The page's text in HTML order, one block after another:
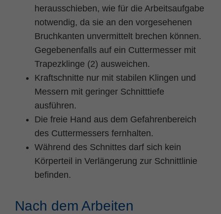
herausschieben, wie für die Arbeitsaufgabe
notwendig, da sie an den vorgesehenen
Bruchkanten unvermittelt brechen können.
Gegebenenfalls auf ein Cuttermesser mit
Trapezklinge (2) ausweichen.
Kraftschnitte nur mit stabilen Klingen und
Messern mit geringer Schnitttiefe
ausführen.
Die freie Hand aus dem Gefahrenbereich
des Cuttermessers fernhalten.
Während des Schnittes darf sich kein
Körperteil in Verlängerung zur Schnittlinie
befinden.
Nach dem Arbeiten